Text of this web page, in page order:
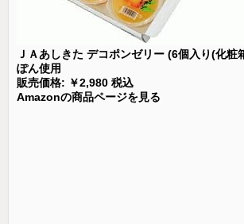
ＪＡあしきた デコポンゼリー (6個入り(化粧
ぽん使用
販売価格: ￥2,980 税込
Amazonの商品ページを見る